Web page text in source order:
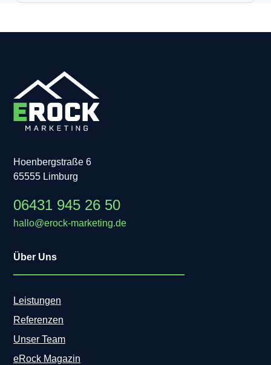
Hoenbergstraße 6
65555 Limburg
06431 945 26 50
hallo@erock-marketing.de
Über Uns
Leistungen
Referenzen
Unser Team
eRock Magazin